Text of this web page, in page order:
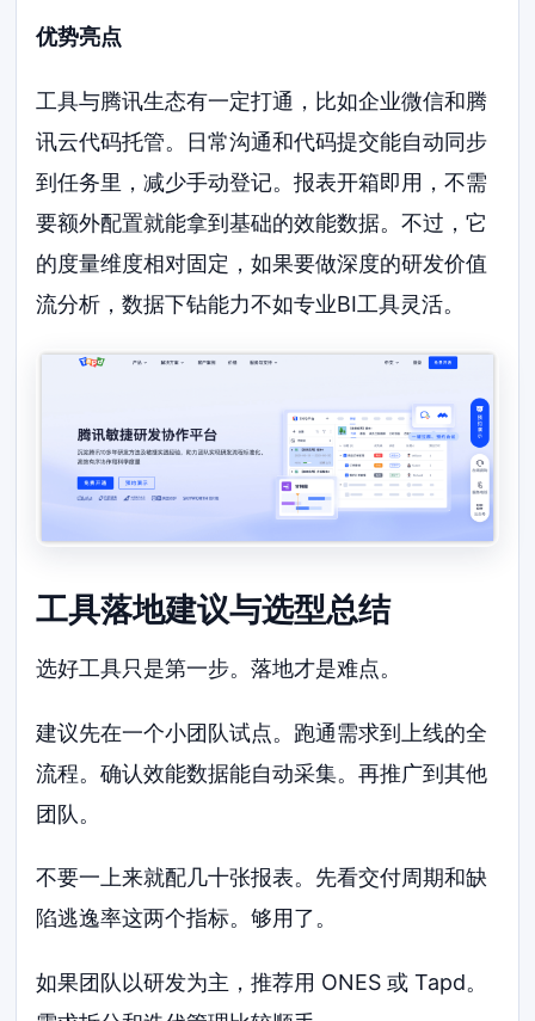
优势亮点
工具与腾讯生态有一定打通，比如企业微信和腾
讯云代码托管。日常沟通和代码提交能自动同步
到任务里，减少手动登记。报表开箱即用，不需
要额外配置就能拿到基础的效能数据。不过，它
的度量维度相对固定，如果要做深度的研发价值
流分析，数据下钻能力不如专业BI工具灵活。
工具落地建议与选型总结
选好工具只是第一步。落地才是难点。
建议先在一个小团队试点。跑通需求到上线的全
流程。确认效能数据能自动采集。再推广到其他
团队。
不要一上来就配几十张报表。先看交付周期和缺
陷逃逸率这两个指标。够用了。
如果团队以研发为主，推荐用 ONES 或 Tapd。